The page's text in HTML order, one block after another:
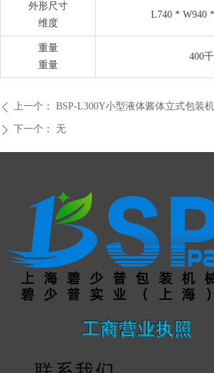
外形尺寸
维度
L740 * W940
重量
重量
400
ꄲ 下一个： 无
ꄴ 上一个： BSP-L300Y小型液体酱体立式包装机
工商营业执照